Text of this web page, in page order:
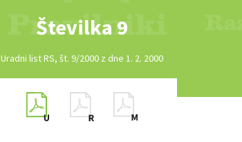
Številka 9
Uradni list RS, št. 9/2000 z dne 1. 2. 2000